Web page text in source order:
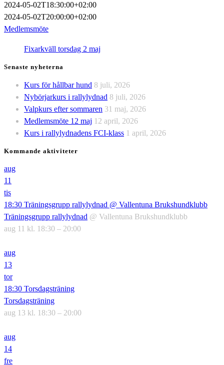
2024-05-02T18:30:00+02:00
2024-05-02T20:00:00+02:00
Medlemsmöte
Fixarkväll torsdag 2 maj
Senaste nyheterna
Kurs för hållbar hund 8 juli, 2026
Nybörjarkurs i rallylydnad 8 juli, 2026
Valpkurs efter sommaren 31 maj, 2026
Medlemsmöte 12 maj 12 april, 2026
Kurs i rallylydnadens FCI-klass 1 april, 2026
Kommande aktiviteter
aug
11
tis
18:30 Träningsgrupp rallylydnad @ Vallentuna Brukshundklubb
Träningsgrupp rallylydnad @ Vallentuna Brukshundklubb
aug 11 kl. 18:30 – 20:00
aug
13
tor
18:30 Torsdagsträning
Torsdagsträning
aug 13 kl. 18:30 – 20:00
aug
14
fre